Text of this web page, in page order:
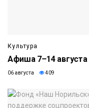
Культура
Афиша 7–14 августа
06 августа 409